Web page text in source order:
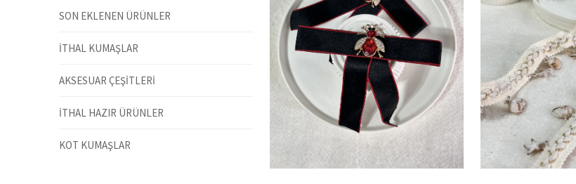
SON EKLENEN ÜRÜNLER
İTHAL KUMAŞLAR
AKSESUAR ÇEŞİTLERİ
İTHAL HAZIR ÜRÜNLER
KOT KUMAŞLAR